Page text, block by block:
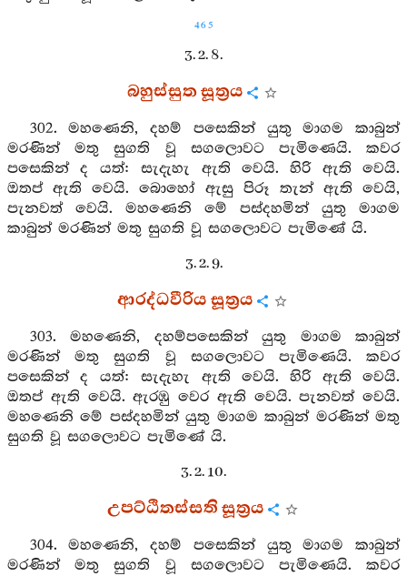
465
3. 2. 8.
බහුස්සුත සූත්‍රය
302. මහණෙනි, දහම් පසෙකින් යුතු මාගම කාබුන්
මරණින් මතු සුගති වූ සගලොවට පැමිණෙයි. කවර
පසෙකින් ද යත්: සැදැහැ ඇති වෙයි. හිරි ඇති වෙයි.
ඔතප් ඇති වෙයි. බොහෝ ඇසු පිරූ තැන් ඇති වෙයි,
පැනවත් වෙයි. මහණෙනි මේ පස්දහමින් යුතු මාගම
කාබුන් මරණින් මතු සුගති වූ සගලොවට පැමිණේ යි.
3. 2. 9.
ආරද්ධවීරිය සූත්‍රය
303. මහණෙනි, දහම්පසෙකින් යුතු මාගම කාබුන්
මරණින් මතු සුගති වූ සගලොවට පැමිණෙයි. කවර
පසෙකින් ද යත්: සැදැහැ ඇති වෙයි. හිරි ඇති වෙයි.
ඔතප් ඇති වෙයි. ඇරඹු වෙර ඇති වෙයි. පැනවත් වෙයි.
මහණෙනි මේ පස්දහමින් යුතු මාගම කාබුන් මරණින් මතු
සුගති වූ සගලොවට පැමිණේ යි.
3. 2. 10.
උපට්ඨිතස්සති සූත්‍රය
304. මහණෙනි, දහම් පසෙකින් යුතු මාගම කාබුන්
මරණින් මතු සුගති වූ සගලොවට පැමිණෙයි. කවර